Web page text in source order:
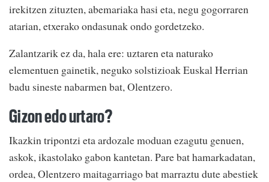
irekitzen zituzten, abemariaka hasi eta, negu gogorraren
atarian, etxerako ondasunak ondo gordetzeko.
Zalantzarik ez da, hala ere: uztaren eta naturako
elementuen gainetik, neguko solstizioak Euskal Herrian
badu sineste nabarmen bat, Olentzero.
Gizon edo urtaro?
Ikazkin tripontzi eta ardozale moduan ezagutu genuen,
askok, ikastolako gabon kantetan. Pare bat hamarkadatan,
ordea, Olentzero maitagarriago bat marraztu dute abestiek